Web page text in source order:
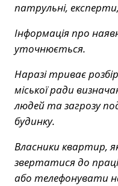
патрульні,
Інформація про
уточнюється.
Наразі триває
міської ради
людей та загрозу
будинку.
Власники квартир,
звертатися до
або телефонувати